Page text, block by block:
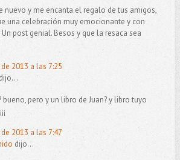
nuevo y me encanta el regalo de tus amigos,
una celebración muy emocionante y con
post genial. Besos y que la resaca sea
2013 a las 7:25
dijo...
bueno, pero y un libro de Juan? y libro tuyo
2013 a las 7:47
dijo...